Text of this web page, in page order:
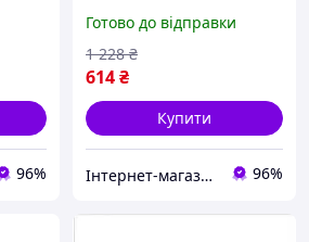
96%
вакууматор для дому,
Вакуумат Доставка по
Україні
Готово до відправки
614₴
1 228 ₴
Купити
Інтернет-магазин "Little Sam" 96%